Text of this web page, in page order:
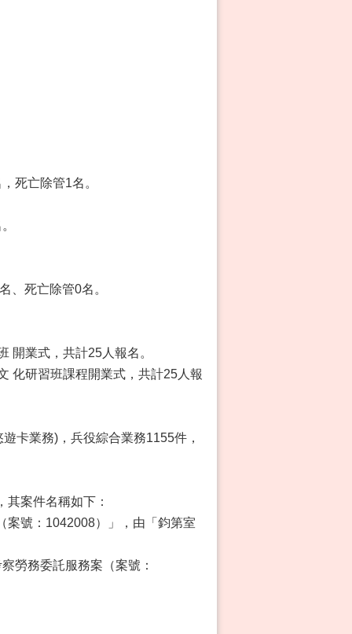
死亡除管1名。
、死亡除管0名。
開業式，共計25人報名。
化研習班課程開業式，共計25人報
卡業務)，兵役綜合業務1155件，
案件名稱如下：
案號：1042008）」，由「鈞第室
勞務委託服務案（案號：